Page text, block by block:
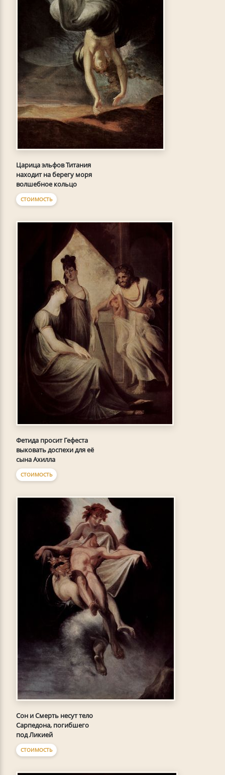
Царица эльфов Титания
находит на берегу моря
волшебное кольцо
СТОИМОСТЬ
Фетида просит Гефеста
выковать доспехи для её
сына Ахилла
СТОИМОСТЬ
Сон и Смерть несут тело
Сарпедона, погибшего
под Ликией
СТОИМОСТЬ